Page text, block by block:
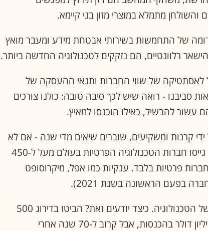
והשולחן מתמלא במוצרי מזון בני קיימא.
של התחמשות בשירותי אבטחת מידע ומעבר מואץ
רלוונטיים, הם נזקקים לטכנולוגיה החדשה ביותר.
לאסתטיקה של שווי החברות ותנאי ההעסקה של
סביבנו - רואה שיש לכך סיבה טובה: כולנו צורכים
עשור להבשיל, כאילו הוכנסו למאיץ.
קרנות ומשקיעים, שוברים שיאים מדי שנה - אם לא
מדי רבעון. בשלושת הרבעונים הראשונים של השנה, גייסו חברות הטכנולוגיה הפרטיות בעולם מעל ל-450
פרטיות בלבד. ענקיות כמו אפל, מיקרוסופט
ולמרות זאת, אנחנו עדיין רק בתחילתו של תור הזהב של הטכנולוגיה. כיצד יודעים זאת? הביטו בדירוג 500
הגדולות של המגזין פורצ'ן. אלה ייצרו השנה 13.8 טריליון דולר בהכנסות, אבל קרוב ל-70 שנה אחרי